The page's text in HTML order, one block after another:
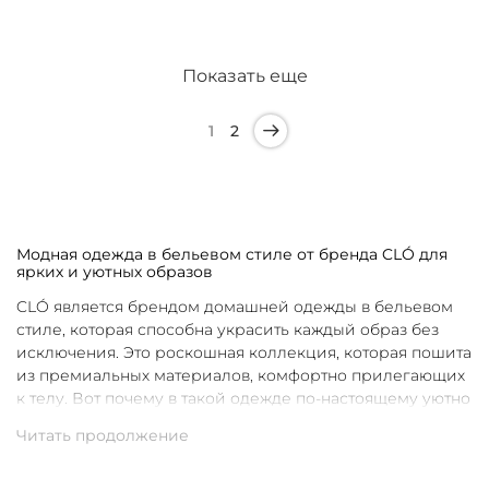
Показать еще
1 2
Модная одежда в бельевом стиле от бренда CLÓ для
ярких и уютных образов
CLÓ является брендом домашней одежды в бельевом
стиле, которая способна украсить каждый образ без
исключения. Это роскошная коллекция, которая пошита
из премиальных материалов, комфортно прилегающих
к телу. Вот почему в такой одежде по-настоящему уютно
продуманные фасоны позволяют каждой женщине